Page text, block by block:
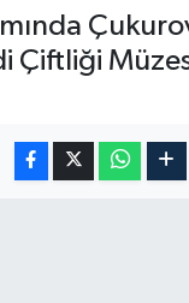
Çiftliği